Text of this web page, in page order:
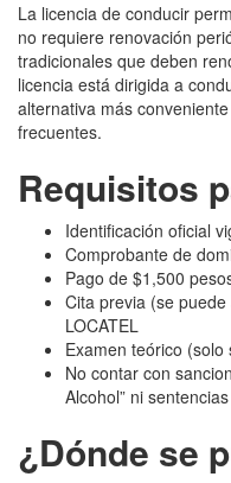
La licencia de conducir
no requiere renovación
tradicionales que deben
licencia está dirigida a
alternativa más
frecuentes.
Requisitos
Identificación oficial
Comprobante de
Pago de $1,500
Cita previa (se
LOCATEL
Examen teórico
No contar con
Alcohol” ni
¿Dónde se